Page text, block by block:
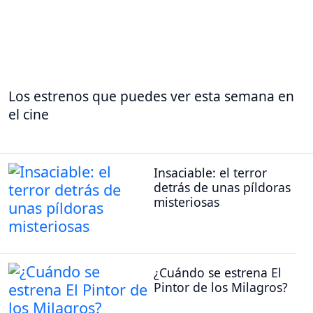
Los estrenos que puedes ver esta semana en
el cine
Insaciable: el terror
detrás de unas píldoras
misteriosas
¿Cuándo se estrena El
Pintor de los Milagros?